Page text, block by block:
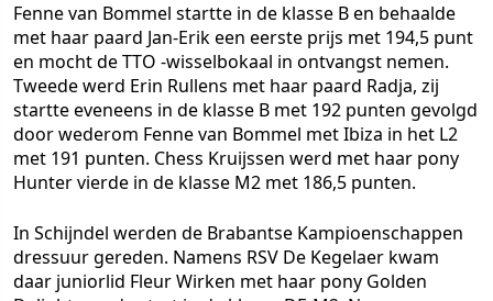
Fenne van Bommel startte in de klasse B en behaalde
met haar paard Jan-Erik een eerste prijs met 194,5 punt
en mocht de TTO -wisselbokaal in ontvangst nemen.
Tweede werd Erin Rullens met haar paard Radja, zij
startte eveneens in de klasse B met 192 punten gevolgd
door wederom Fenne van Bommel met Ibiza in het L2
met 191 punten. Chess Kruijssen werd met haar pony
Hunter vierde in de klasse M2 met 186,5 punten.
In Schijndel werden de Brabantse Kampioenschappen
dressuur gereden. Namens RSV De Kegelaer kwam
daar juniorlid Fleur Wirken met haar pony Golden